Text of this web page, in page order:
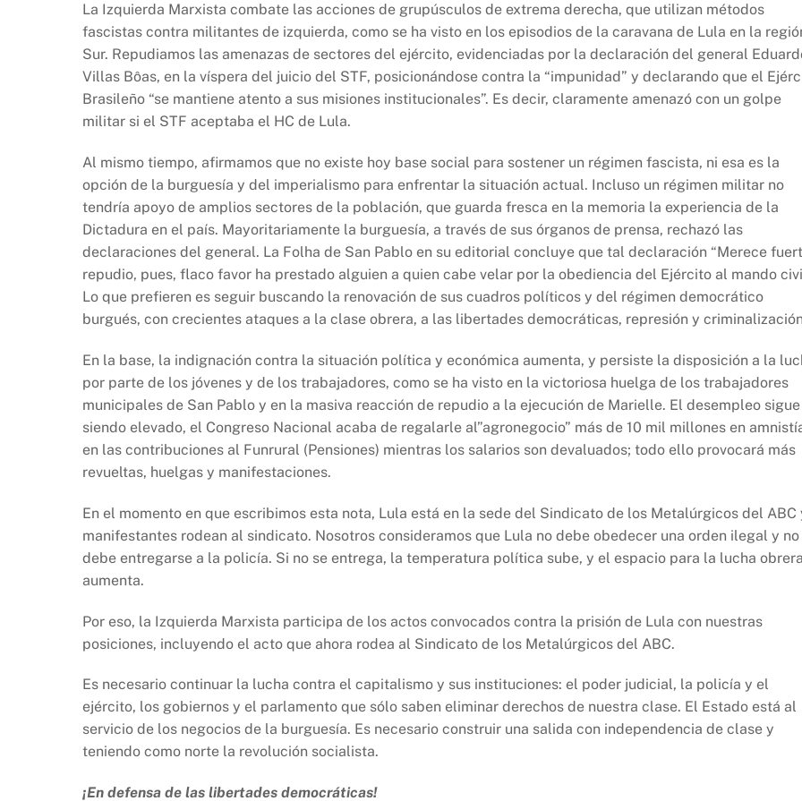
La Izquierda Marxista combate las acciones de grupúsculos de extrema derecha, que utilizan métodos
fascistas contra militantes de izquierda, como se ha visto en los episodios de la caravana de Lula en la
Sur. Repudiamos las amenazas de sectores del ejército, evidenciadas por la declaración del general
Villas Bôas, en la víspera del juicio del STF, posicionándose contra la “impunidad” y declarando que el
Brasileño “se mantiene atento a sus misiones institucionales”. Es decir, claramente amenazó con un golpe
militar si el STF aceptaba el HC de Lula.
Al mismo tiempo, afirmamos que no existe hoy base social para sostener un régimen fascista, ni esa es la
opción de la burguesía y del imperialismo para enfrentar la situación actual. Incluso un régimen militar no
tendría apoyo de amplios sectores de la población, que guarda fresca en la memoria la experiencia de la
Dictadura en el país. Mayoritariamente la burguesía, a través de sus órganos de prensa, rechazó las
declaraciones del general. La Folha de San Pablo en su editorial concluye que tal declaración “Merece
repudio, pues, flaco favor ha prestado alguien a quien cabe velar por la obediencia del Ejército al mando
Lo que prefieren es seguir buscando la renovación de sus cuadros políticos y del régimen democrático
burgués, con crecientes ataques a la clase obrera, a las libertades democráticas, represión y
En la base, la indignación contra la situación política y económica aumenta, y persiste la disposición a la
por parte de los jóvenes y de los trabajadores, como se ha visto en la victoriosa huelga de los trabajadores
municipales de San Pablo y en la masiva reacción de repudio a la ejecución de Marielle. El desempleo sigue
siendo elevado, el Congreso Nacional acaba de regalarle al”agronegocio” más de 10 mil millones en
en las contribuciones al Funrural (Pensiones) mientras los salarios son devaluados; todo ello provocará más
revueltas, huelgas y manifestaciones.
En el momento en que escribimos esta nota, Lula está en la sede del Sindicato de los Metalúrgicos del ABC
manifestantes rodean al sindicato. Nosotros consideramos que Lula no debe obedecer una orden ilegal y no
debe entregarse a la policía. Si no se entrega, la temperatura política sube, y el espacio para la lucha obrera
aumenta.
Por eso, la Izquierda Marxista participa de los actos convocados contra la prisión de Lula con nuestras
posiciones, incluyendo el acto que ahora rodea al Sindicato de los Metalúrgicos del ABC.
Es necesario continuar la lucha contra el capitalismo y sus instituciones: el poder judicial, la policía y el
ejército, los gobiernos y el parlamento que sólo saben eliminar derechos de nuestra clase. El Estado está al
servicio de los negocios de la burguesía. Es necesario construir una salida con independencia de clase y
teniendo como norte la revolución socialista.
¡En defensa de las libertades democráticas!